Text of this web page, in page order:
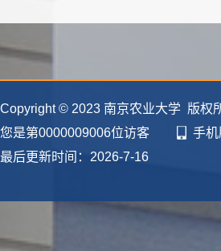
2021 江苏省优秀毕业论文
Copyright © 2023 南京农业大学 版权
您是第0000009006位访客 手机
最后更新时间： 2026-7-16